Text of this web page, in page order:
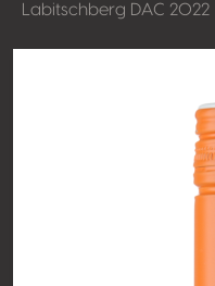
Labitschberg DAC 2022